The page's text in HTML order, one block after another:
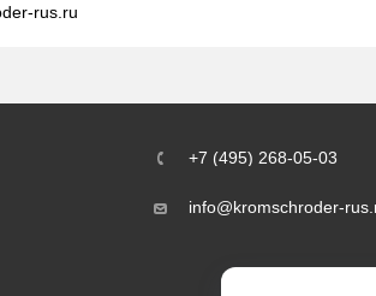
rus.ru
+7 (495) 268-05-03
info@kromschroder-